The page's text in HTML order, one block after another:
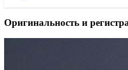
Оригинальность и